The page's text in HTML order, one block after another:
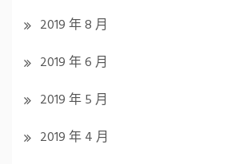
2019 年 8 月
2019 年 6 月
2019 年 5 月
2019 年 4 月